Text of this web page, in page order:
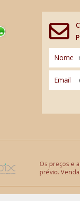
Nome
Email
Os preços e
prévio.